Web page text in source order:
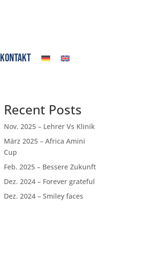
Kontakt
Recent Posts
Nov. 2025 – Lehrer Vs Klinik
März 2025 – Africa Amini
Cup
Feb. 2025 – Bessere Zukunft
Dez. 2024 – Forever grateful
Dez. 2024 – Smiley faces